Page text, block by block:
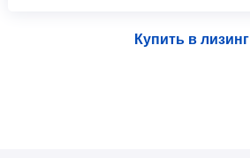
Купить в лизинг